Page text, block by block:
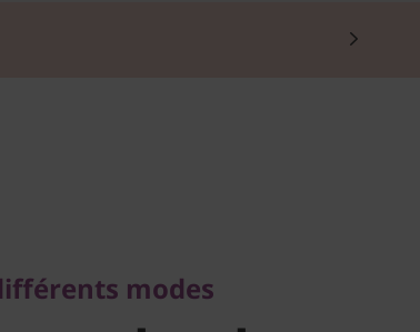
modes